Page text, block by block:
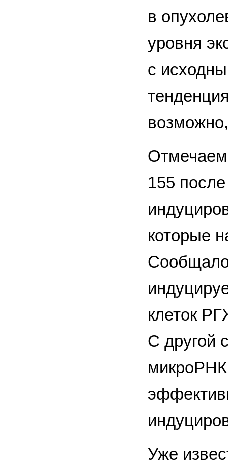
в
уровня
с
155
которые
клеток
С другой
микроРНК
Уже